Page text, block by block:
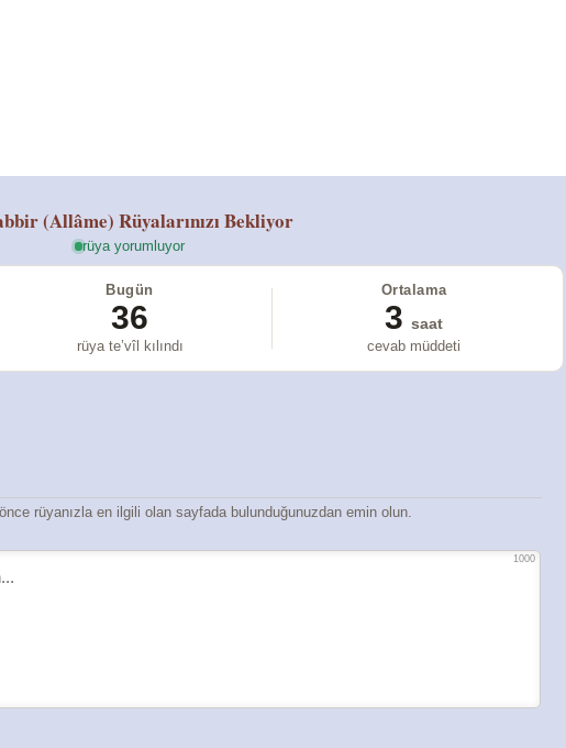
(Allâme) Rüyalarınızı Bekliyor
rüya yorumluyor
Bugün
36
rüya te’vîl kılındı
Ortalama
3 saat
cevab müddeti
rüyanızla en ilgili olan sayfada bulunduğunuzdan emin olun.
1000